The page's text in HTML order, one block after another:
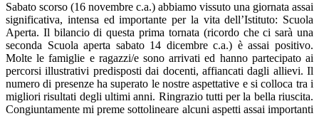
Sabato scorso (16 novembre c.a.) abbiamo vissuto una giornata assai
significativa, intensa ed importante per la vita dell’Istituto: Scuola
Aperta. Il bilancio di questa prima tornata (ricordo che ci sarà una
seconda Scuola aperta sabato 14 dicembre c.a.) è assai positivo.
Molte le famiglie e ragazzi/e sono arrivati ed hanno partecipato ai
percorsi illustrativi predisposti dai docenti, affiancati dagli allievi. Il
numero di presenze ha superato le nostre aspettative e si colloca tra i
migliori risultati degli ultimi anni. Ringrazio tutti per la bella riuscita.
Congiuntamente mi preme sottolineare alcuni aspetti assai importanti